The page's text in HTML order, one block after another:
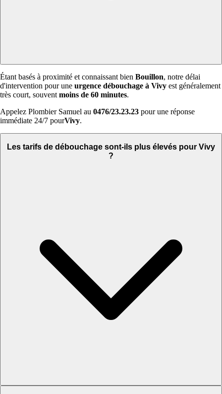
Étant basés à proximité et connaissant bien Bouillon, notre délai
d'intervention pour une urgence débouchage à Vivy est généralement
très court, souvent moins de 60 minutes.
Appelez Plombier Samuel au 0476/23.23.23 pour une réponse
immédiate 24/7 pourVivy.
Les tarifs de débouchage sont-ils plus élevés pour Vivy
?